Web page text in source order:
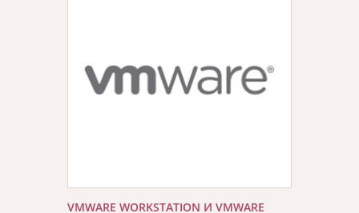
VMWARE WORKSTATION И VMWARE